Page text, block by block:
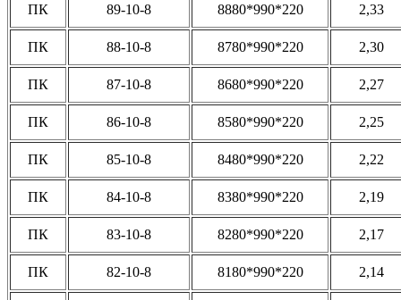
ПК 89-10-8 8880*990*220 2,33
ПК 88-10-8 8780*990*220 2,30
ПК 87-10-8 8680*990*220 2,27
ПК 86-10-8 8580*990*220 2,25
ПК 85-10-8 8480*990*220 2,22
ПК 84-10-8 8380*990*220 2,19
ПК 83-10-8 8280*990*220 2,17
ПК 82-10-8 8180*990*220 2,14